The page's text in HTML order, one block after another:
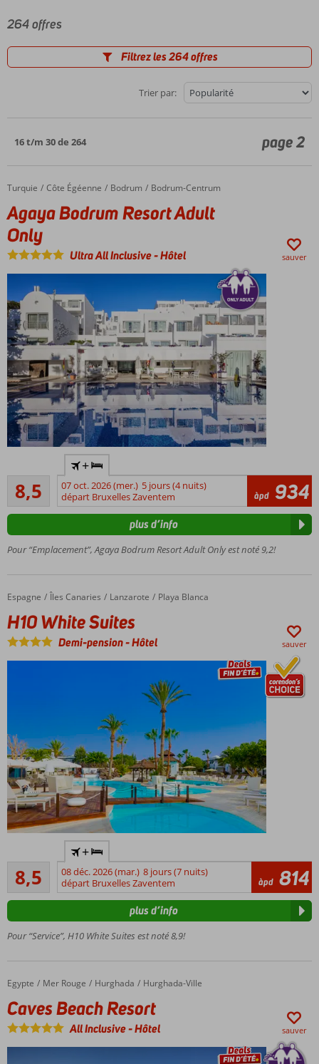
264 offres
Filtrez les 264 offres
Trier par:
16 t/m 30 de 264 page 2
Accueil
Turquie Côte Égéenne Bodrum Bodrum-Centrum
Agaya Bodrum Resort Adult Only
Agaya Bodrum Resort Adult
Only
Ultra All Inclusive-Hôtel sauver
minimum
16 ans
Sur
colline
vue sur le
château
8,5
Recommandé
42
commentaires
+
07 oct. 2026 (mer.) 5 jours (4 nuits)
départ Bruxelles Zaventem
àpd 934
Pour “Emplacement”, Agaya Bodrum Resort Adult Only est noté 9,2!
plus d’info
Accueil
Espagne Îles Canaries Lanzarote Playa Blanca
H10 White Suites
H10 White Suites
Demi-pension-Hôtel sauver
minimum
18 ans
Hôtel
charme
échelle
à
distance
de
marche
Des suites
8,5
Recommandé
124
commentaires
+
08 déc. 2026 (mar.) 8 jours (7 nuits)
départ Bruxelles Zaventem
àpd 814
Pour “Service”, H10 White Suites est noté 8,9!
plus d’info
Accueil
Egypte Mer Rouge Hurghada Hurghada-Ville
Caves Beach Resort
Caves Beach Resort
All Inclusive-Hôtel sauver